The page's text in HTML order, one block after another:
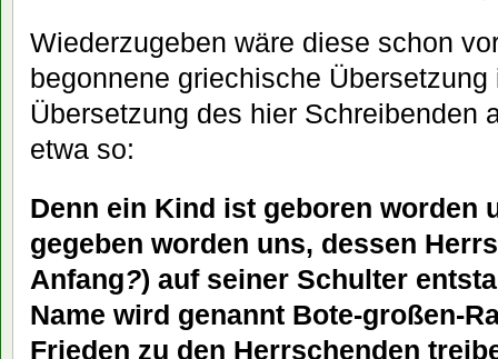
Wiederzugeben wäre diese schon
begonnene griechische
Übersetzung des hier Schreibenden
etwa so:
Denn ein Kind ist geboren worden
gegeben worden uns, dessen
Anfang?) auf seiner Schulter
Name wird genannt Bote-großen-
Frieden zu den Herrschenden